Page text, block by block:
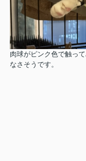
肉球がピンク色で触っ
なさそうです。